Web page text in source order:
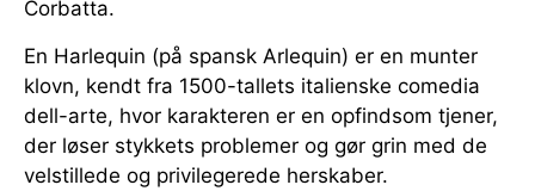
Corbatta.
En Harlequin (på spansk Arlequin) er en munter
klovn, kendt fra 1500-tallets italienske comedia
dell-arte, hvor karakteren er en opfindsom tjener,
der løser stykkets problemer og gør grin med de
velstillede og privilegerede herskaber.